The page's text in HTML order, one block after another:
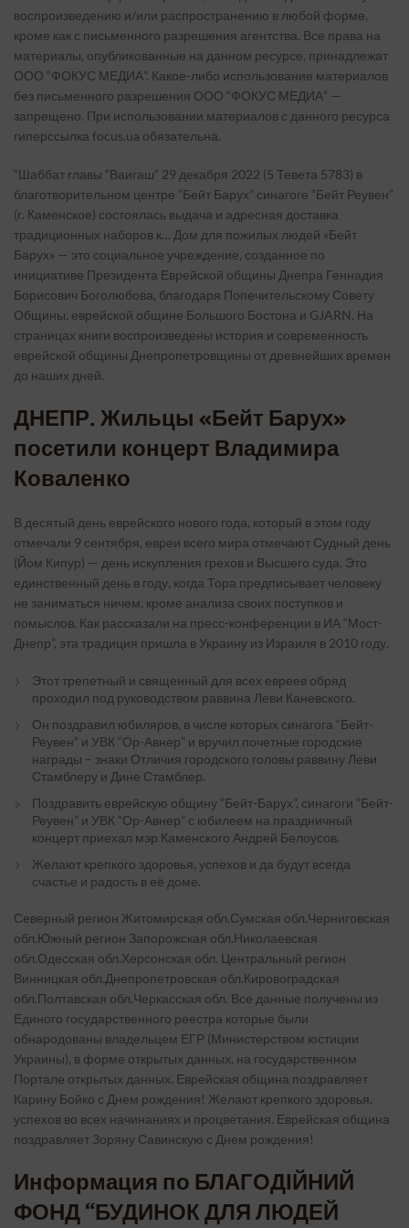
воспроизведению и/или распространению в любой форме,
кроме как с письменного разрешения агентства. Все права на
материалы, опубликованные на данном ресурсе, принадлежат
ООО “ФОКУС МЕДИА”. Какое-либо использование материалов
без письменного разрешения ООО “ФОКУС МЕДИА” —
запрещено. При использовании материалов с данного ресурса
гиперссылка focus.ua обязательна.
“Шаббат главы “Ваигаш” 29 декабря 2022 (5 Тевета 5783) в
благотворительном центре “Бейт Барух” синагоге “Бейт Реувен”
(г. Каменское) состоялась выдача и адресная доставка
традиционных наборов к… Дом для пожилых людей «Бейт
Барух» — это социальное учреждение, созданное по
инициативе Президента Еврейской общины Днепра Геннадия
Борисович Боголюбова, благодаря Попечительскому Совету
Общины, еврейской общине Большого Бостона и GJARN. На
страницах книги воспроизведены история и современность
еврейской общины Днепропетровщины от древнейших времен
до наших дней.
ДНЕПР. Жильцы «Бейт Барух»
посетили концерт Владимира
Коваленко
В десятый день еврейского нового года, который в этом году
отмечали 9 сентября, евреи всего мира отмечают Судный день
(Йом Кипур) — день искупления грехов и Высшего суда. Это
единственный день в году, когда Тора предписывает человеку
не заниматься ничем, кроме анализа своих поступков и
помыслов. Как рассказали на пресс-конференции в ИА “Мост-
Днепр”, эта традиция пришла в Украину из Израиля в 2010 году.
Этот трепетный и священный для всех евреев обряд
проходил под руководством раввина Леви Каневского.
Он поздравил юбиляров, в числе которых синагога “Бейт-
Реувен” и УВК “Ор-Авнер” и вручил почетные городские
награды – знаки Отличия городского головы раввину Леви
Стамблеру и Дине Стамблер.
Поздравить еврейскую общину “Бейт-Барух”, синагоги “Бейт-
Реувен” и УВК “Ор-Авнер” с юбилеем на праздничный
концерт приехал мэр Каменского Андрей Белоусов.
Желают крепкого здоровья, успехов и да будут всегда
счастье и радость в её доме.
Северный регион Житомирская обл.Сумская обл.Черниговская
обл.Южный регион Запорожская обл.Николаевская
обл.Одесская обл.Херсонская обл. Центральный регион
Винницкая обл.Днепропетровская обл.Кировоградская
обл.Полтавская обл.Черкасская обл. Все данные получены из
Единого государственного реестра которые были
обнародованы владельцем ЕГР (Министерством юстиции
Украины), в форме открытых данных, на государственном
Портале открытых данных. Еврейская община поздравляет
Карину Бойко с Днем рождения! Желают крепкого здоровья,
успехов во всех начинаниях и процветания. Еврейская община
поздравляет Зоряну Савинскую с Днем рождения!
Информация по БЛАГОДІЙНИЙ
ФОНД “БУДИНОК ДЛЯ ЛЮДЕЙ